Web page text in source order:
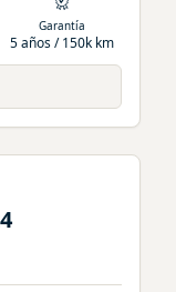
Garantía
5 años / 150k km